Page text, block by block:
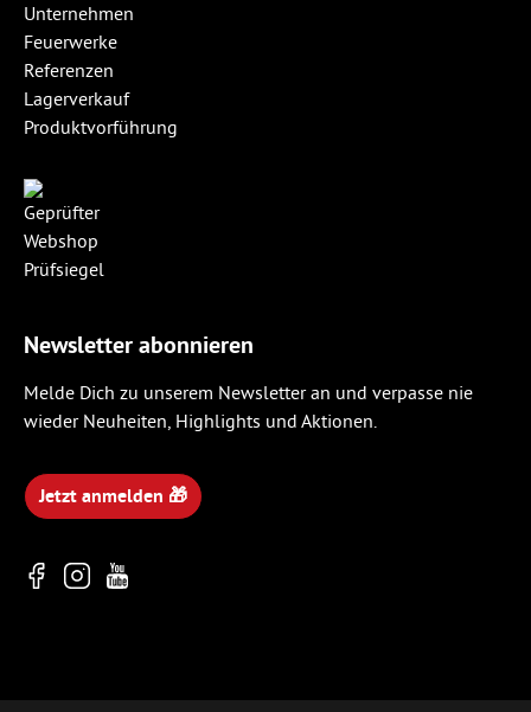
Unternehmen
Feuerwerke
Referenzen
Lagerverkauf
Produktvorführung
Newsletter abonnieren
Melde Dich zu unserem Newsletter an und verpasse nie
wieder Neuheiten, Highlights und Aktionen.
Jetzt anmelden 🎁